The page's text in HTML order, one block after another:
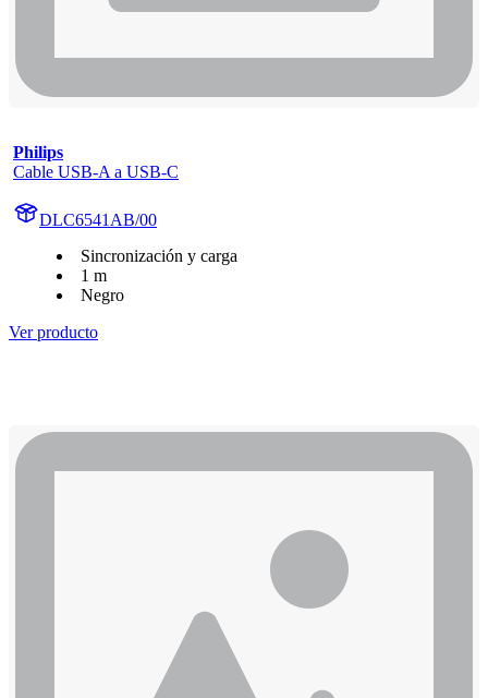
Philips
Cable USB-A a USB-C
DLC6541AB/00
Sincronización y carga
1 m
Negro
Ver producto